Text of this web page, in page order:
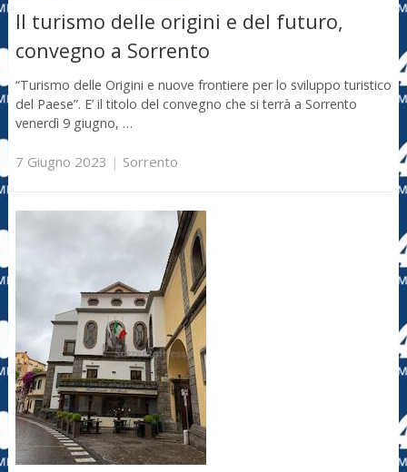
Il turismo delle origini e del futuro,
convegno a Sorrento
“Turismo delle Origini e nuove frontiere per lo sviluppo turistico
del Paese”. E’ il titolo del convegno che si terrà a Sorrento
venerdì 9 giugno, …
7 Giugno 2023 | Sorrento